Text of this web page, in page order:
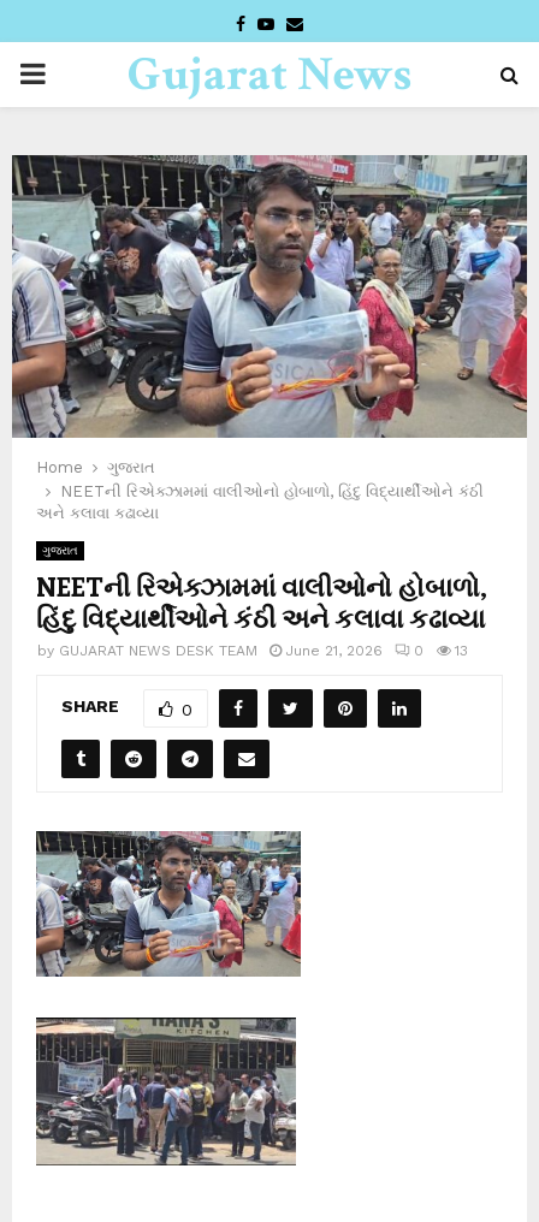
FACEBOOK
YOUTUBE
EMAIL
PRIMARYGujarat News
Home
ગુજરાત
NEETની રિએક્ઝામમાં વાલીઓનો હોબાળો, હિંદુ વિદ્યાર્થીઓને કંઠી
અને કલાવા કઢાવ્યા
ગુજરાત
NEETની રિએક્ઝામમાં વાલીઓનો હોબાળો,
હિંદુ વિદ્યાર્થીઓને કંઠી અને કલાવા કઢાવ્યા
by GUJARAT NEWS DESK TEAM June 21, 2026 0 13
SHARE 0